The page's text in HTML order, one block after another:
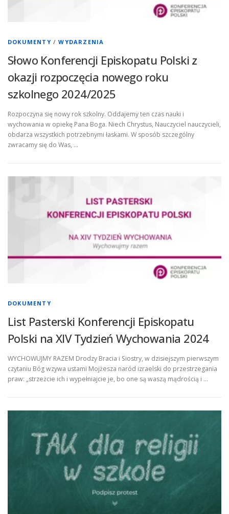
DOKUMENTY /WYDARZENIA
Słowo Konferencji Episkopatu Polski z
okazji rozpoczęcia nowego roku
szkolnego 2024/2025
Rozpoczyna się nowy rok szkolny. Oddajemy ten czas nauki i
wychowania w opiekę Pana Boga. Niech Chrystus, Nauczyciel nauczycieli,
obdarza wszystkich potrzebnymi łaskami. W sposób szczególny
zwracamy się do Was, …
DOKUMENTY
List Pasterski Konferencji Episkopatu
Polski na XIV Tydzień Wychowania 2024
WYCHOWUJMY RAZEM Drodzy Bracia i Siostry, w dzisiejszym pierwszym
czytaniu Bóg wzywa ustami Mojżesza naród izraelski do przestrzegania
praw: „strzeżcie ich i wypełniajcie je, bo one są waszą mądrością i …